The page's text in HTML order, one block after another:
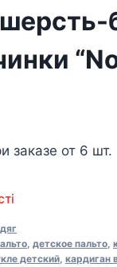
заказе от 6 шт.
, детское пальто,
детский, кардиган